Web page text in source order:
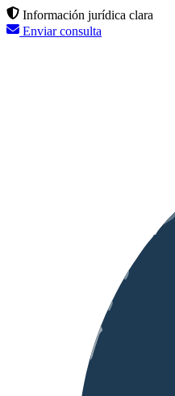
Información jurídica clara
Enviar consulta